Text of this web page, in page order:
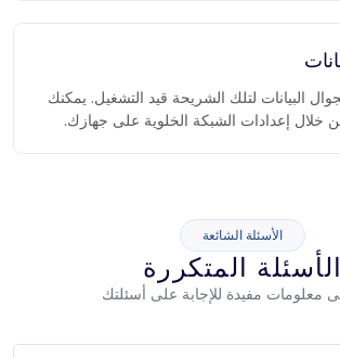
البيانات لتلك الشريحة قيد التشغيل. يمكنك
خلال إعدادات الشبكة الخلوية على جهازك.
الأسئلة الشائعة
الأسئلة المتكررة
معلومات مفيدة للإجابة على أسئلتك